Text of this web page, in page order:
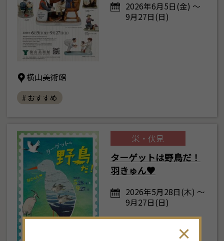
2026年8 月
月
1
<< >>
2026年6月5日(金) ～
9月27日(日)
横山美術館
# おすすめ
栄・伏見
ターゲットは野鳥だ！
羽きゅん♥
2026年5月28日(木) ～
9月27日(日)